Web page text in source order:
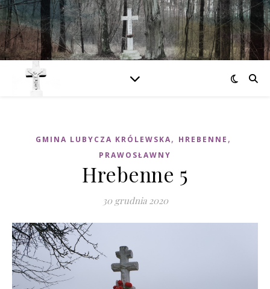
GMINA LUBYCZA KRÓLEWSKA, HREBENNE ,
PRAWOSŁAWNY
Hrebenne 5
30 grudnia 2020